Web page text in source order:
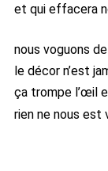
et qui effacera
nous voguons
le décor n’est
ça trompe l’œil
rien ne nous est